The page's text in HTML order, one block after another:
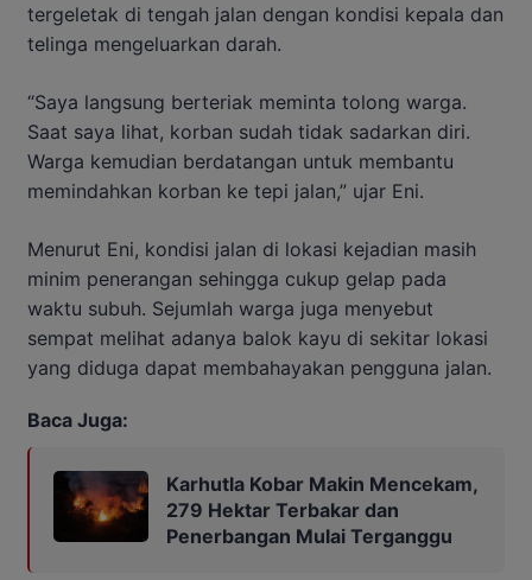
tergeletak di tengah jalan dengan kondisi kepala dan
telinga mengeluarkan darah.
“Saya langsung berteriak meminta tolong warga.
Saat saya lihat, korban sudah tidak sadarkan diri.
Warga kemudian berdatangan untuk membantu
memindahkan korban ke tepi jalan,” ujar Eni.
Menurut Eni, kondisi jalan di lokasi kejadian masih
minim penerangan sehingga cukup gelap pada
waktu subuh. Sejumlah warga juga menyebut
sempat melihat adanya balok kayu di sekitar lokasi
yang diduga dapat membahayakan pengguna jalan.
Baca Juga:
Karhutla Kobar Makin Mencekam,
279 Hektar Terbakar dan
Penerbangan Mulai Terganggu